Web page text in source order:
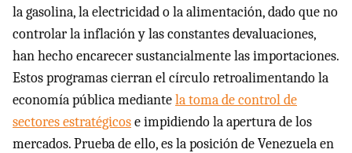
la gasolina, la electricidad o la alimentación, dado que no
controlar la inflación y las constantes devaluaciones,
han hecho encarecer sustancialmente las importaciones.
Estos programas cierran el círculo retroalimentando la
economía pública mediantela toma de control de
sectores estratégicose impidiendo la apertura de los
mercados. Prueba de ello, es la posición de Venezuela en